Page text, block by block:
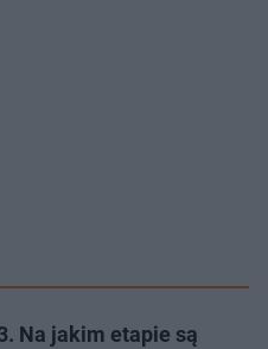
Na jakim etapie są